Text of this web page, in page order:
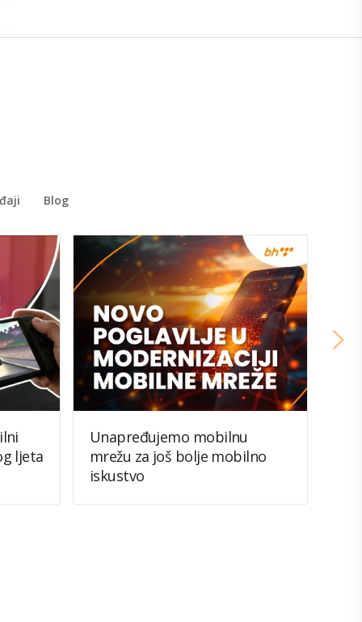
Blog
ljeta
Unapređujemo mobilnu
mrežu za još bolje mobilno
iskustvo